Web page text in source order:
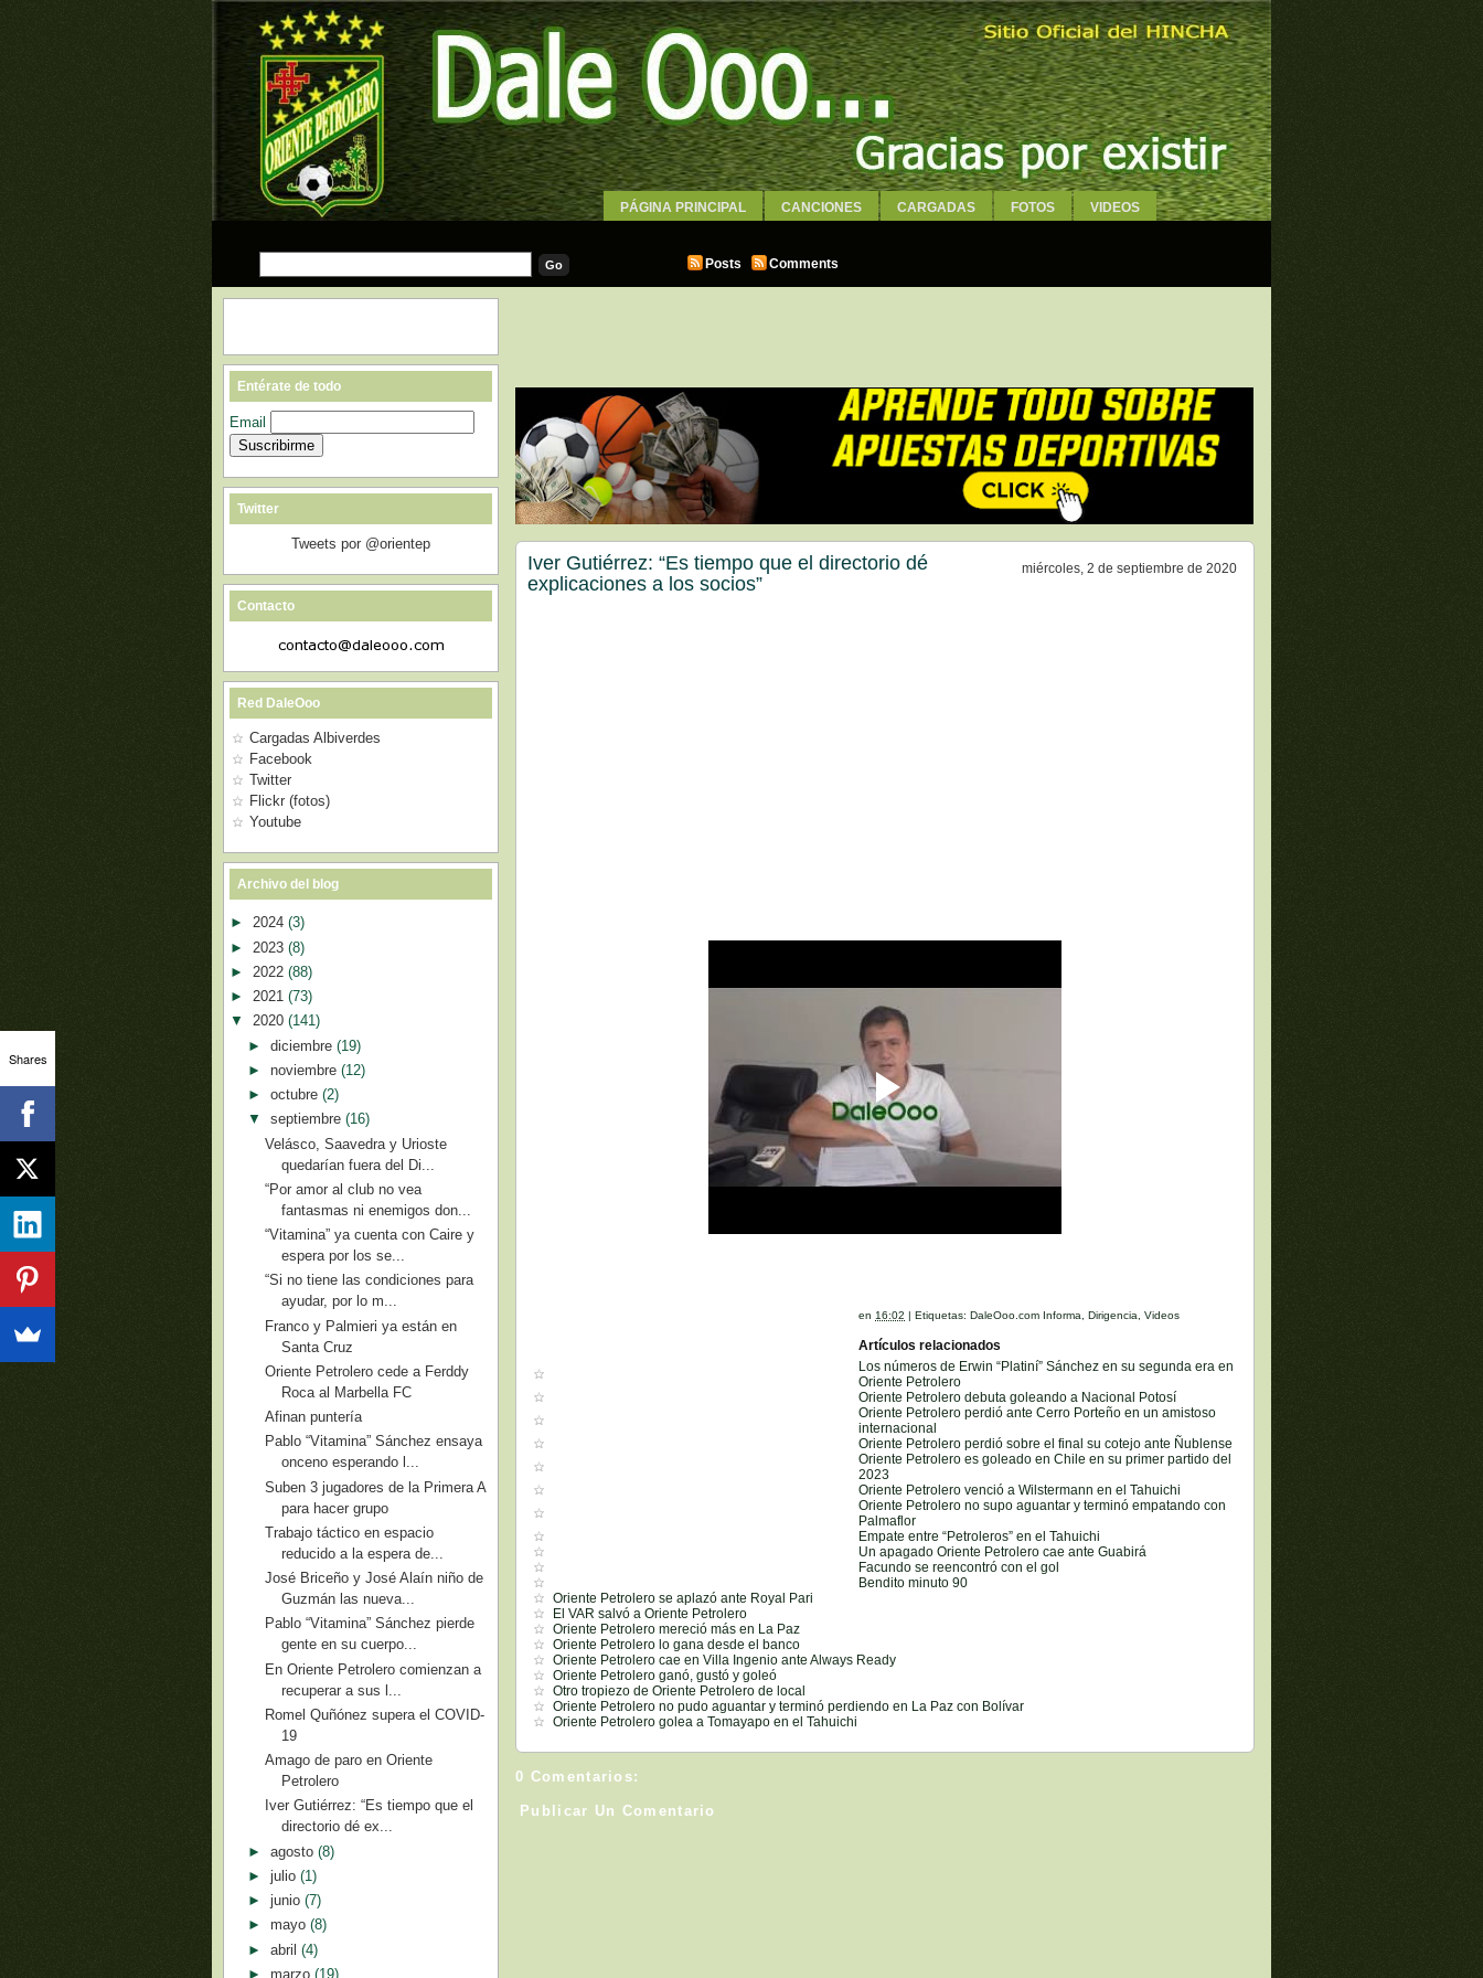
PÁGINA PRINCIPAL CANCIONES CARGADAS FOTOS VIDEOS
Posts
Comments
miércoles, 2 de septiembre de 2020
Iver Gutiérrez: “Es tiempo que el directorio dé
explicaciones a los socios”
en 16:02 |Etiquetas:DaleOoo.com Informa ,Dirigencia ,Videos
Artículos relacionados
Los números de Erwin “Platiní” Sánchez en su segunda era en
Oriente Petrolero
Oriente Petrolero debuta goleando a Nacional Potosí
Oriente Petrolero perdió ante Cerro Porteño en un amistoso
internacional
Oriente Petrolero perdió sobre el final su cotejo ante Ñublense
Oriente Petrolero es goleado en Chile en su primer partido del
2023
Oriente Petrolero venció a Wilstermann en el Tahuichi
Oriente Petrolero no supo aguantar y terminó empatando con
Palmaflor
Empate entre “Petroleros” en el Tahuichi
Un apagado Oriente Petrolero cae ante Guabirá
Facundo se reencontró con el gol
Bendito minuto 90
Oriente Petrolero se aplazó ante Royal Pari
El VAR salvó a Oriente Petrolero
Oriente Petrolero mereció más en La Paz
Oriente Petrolero lo gana desde el banco
Oriente Petrolero cae en Villa Ingenio ante Always Ready
Oriente Petrolero ganó, gustó y goleó
Otro tropiezo de Oriente Petrolero de local
Oriente Petrolero no pudo aguantar y terminó perdiendo en La Paz con Bolívar
Oriente Petrolero golea a Tomayapo en el Tahuichi
0 Comentarios:
Publicar Un Comentario
Entérate de todo
Email
Twitter
Tweets por @orientep
Contacto
Red DaleOoo
Cargadas Albiverdes
Facebook
Twitter
Flickr (fotos)
Youtube
Archivo del blog
► 2024 (3)
► 2023 (8)
► 2022 (88)
► 2021 (73)
▼ 2020 (141)
► diciembre (19)
► noviembre (12)
► octubre (2)
▼ septiembre (16)
Velásco, Saavedra y Urioste
quedarían fuera del Di...
“Por amor al club no vea
fantasmas ni enemigos don...
“Vitamina” ya cuenta con Caire y
espera por los se...
“Si no tiene las condiciones para
ayudar, por lo m...
Franco y Palmieri ya están en
Santa Cruz
Oriente Petrolero cede a Ferddy
Roca al Marbella FC
Afinan puntería
Pablo “Vitamina” Sánchez ensaya
onceno esperando l...
Suben 3 jugadores de la Primera A
para hacer grupo
Trabajo táctico en espacio
reducido a la espera de...
José Briceño y José Alaín niño de
Guzmán las nueva...
Pablo “Vitamina” Sánchez pierde
gente en su cuerpo...
En Oriente Petrolero comienzan a
recuperar a sus l...
Romel Quñónez supera el COVID-
19
Amago de paro en Oriente
Petrolero
Iver Gutiérrez: “Es tiempo que el
directorio dé ex...
► agosto (8)
► julio (1)
► junio (7)
► mayo (8)
► abril (4)
► marzo (19)
Shares